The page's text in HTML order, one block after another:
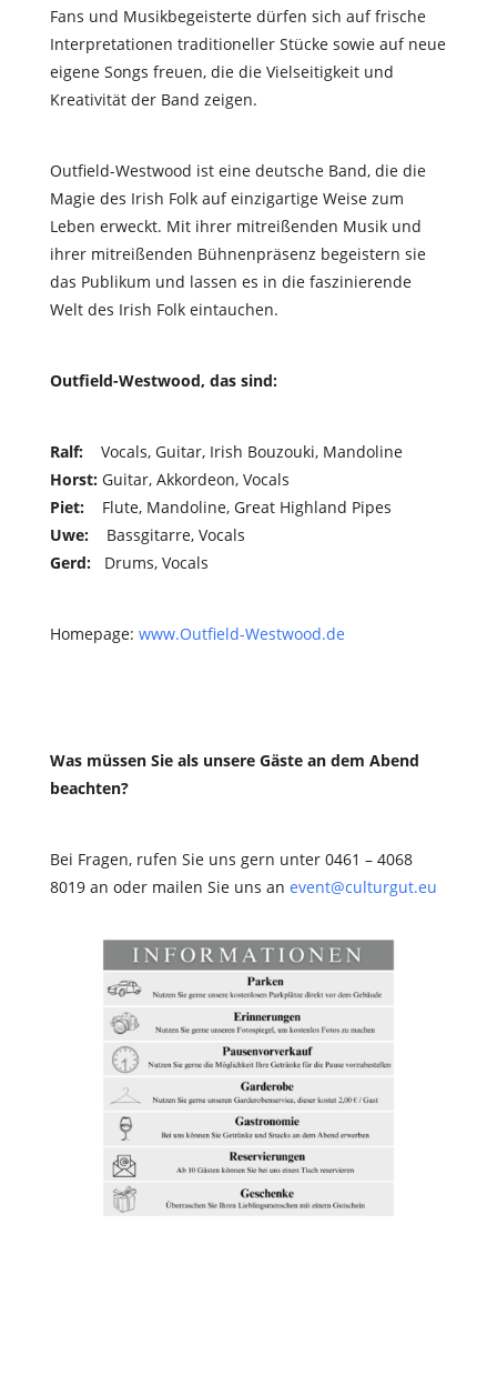
Fans und Musikbegeisterte dürfen sich auf frische
Interpretationen traditioneller Stücke sowie auf neue
eigene Songs freuen, die die Vielseitigkeit und
Kreativität der Band zeigen.
Outfield-Westwood ist eine deutsche Band, die die
Magie des Irish Folk auf einzigartige Weise zum
Leben erweckt. Mit ihrer mitreißenden Musik und
ihrer mitreißenden Bühnenpräsenz begeistern sie
das Publikum und lassen es in die faszinierende
Welt des Irish Folk eintauchen.
Outfield-Westwood, das sind:
Ralf:Vocals, Guitar, Irish Bouzouki, Mandoline
Horst:Guitar, Akkordeon, Vocals
Piet:
Flute, Mandoline, Great Highland Pipes
Uwe:
Bassgitarre, Vocals
Gerd:Drums, Vocals
Homepage: www.Outfield-Westwood.de
Was müssen Sie als unsere Gäste an dem Abend
beachten?
Bei Fragen, rufen Sie uns gern unter 0461 – 4068
8019 an oder mailen Sie uns an event@culturgut.eu